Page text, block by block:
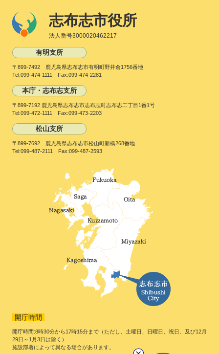
志布志市役所
法人番号3000020462217
有明支所
〒899-7492 鹿児島県志布志市有明町野井倉1756番地
Tel:099-474-1111 Fax:099-474-2281
本庁・志布志支所
〒899-7192 鹿児島県志布志市志布志町志布志二丁目1番1号
Tel:099-472-1111 Fax:099-473-2203
松山支所
〒899-7692 鹿児島県志布志市松山町新橋268番地
Tel:099-487-2111 Fax:099-487-2593
開庁時間
開庁時間:8時30分から17時15分まで（ただし、土曜日、日曜日、祝日、及び12月
29日～1月3日は除く）
施設部署によって異なる場合があります。